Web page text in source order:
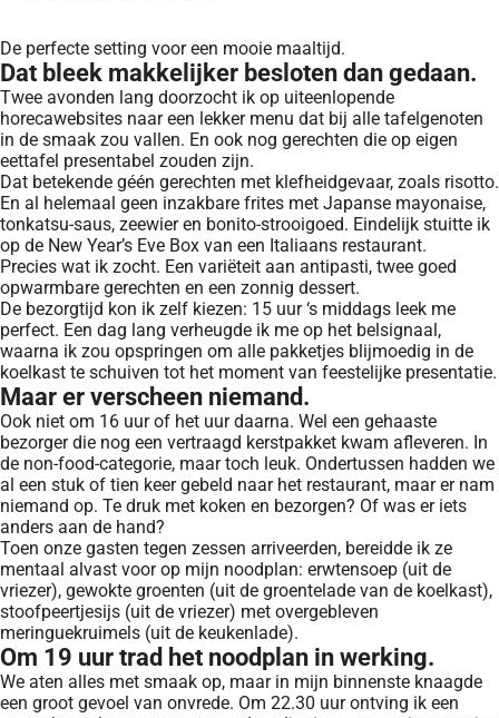
De perfecte setting voor een mooie maaltijd.
Dat bleek makkelijker besloten dan gedaan.
Twee avonden lang doorzocht ik op uiteenlopende
horecawebsites naar een lekker menu dat bij alle tafelgenoten
in de smaak zou vallen. En ook nog gerechten die op eigen
eettafel presentabel zouden zijn.
Dat betekende géén gerechten met klefheidgevaar, zoals risotto.
En al helemaal geen inzakbare frites met Japanse mayonaise,
tonkatsu-saus, zeewier en bonito-strooigoed. Eindelijk stuitte ik
op de New Year’s Eve Box van een Italiaans restaurant.
Precies wat ik zocht. Een variëteit aan antipasti, twee goed
opwarmbare gerechten en een zonnig dessert.
De bezorgtijd kon ik zelf kiezen: 15 uur ‘s middags leek me
perfect. Een dag lang verheugde ik me op het belsignaal,
waarna ik zou opspringen om alle pakketjes blijmoedig in de
koelkast te schuiven tot het moment van feestelijke presentatie.
Maar er verscheen niemand.
Ook niet om 16 uur of het uur daarna. Wel een gehaaste
bezorger die nog een vertraagd kerstpakket kwam afleveren. In
de non-food-categorie, maar toch leuk. Ondertussen hadden we
al een stuk of tien keer gebeld naar het restaurant, maar er nam
niemand op. Te druk met koken en bezorgen? Of was er iets
anders aan de hand?
Toen onze gasten tegen zessen arriveerden, bereidde ik ze
mentaal alvast voor op mijn noodplan: erwtensoep (uit de
vriezer), gewokte groenten (uit de groentelade van de koelkast),
stoofpeertjesijs (uit de vriezer) met overgebleven
meringuekruimels (uit de keukenlade).
Om 19 uur trad het noodplan in werking.
We aten alles met smaak op, maar in mijn binnenste knaagde
een groot gevoel van onvrede. Om 22.30 uur ontving ik een